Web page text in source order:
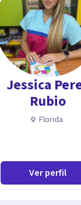
Jessica
Rubio
Florida
Ver perfil